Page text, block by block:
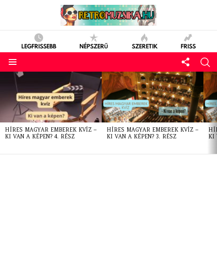
LEGFRISSEBB NÉPSZERŰ SZERETIK FRISS
LATEST
STORIES
HÍRES MAGYAR EMBEREK KVÍZ –
KI VAN A KÉPEN? 4. RÉSZ
HÍRES MAGYAR EMBEREK KVÍZ –
KI VAN A KÉPEN? 3. RÉSZ
KI